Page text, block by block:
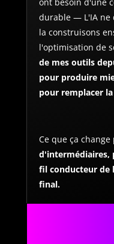
durable — L'IA ne
la construisons
l'optimisation de
de mes outils
pour produire
pour remplacer
Ce que ça change
d'intermédiaires,
fil conducteur de
final.